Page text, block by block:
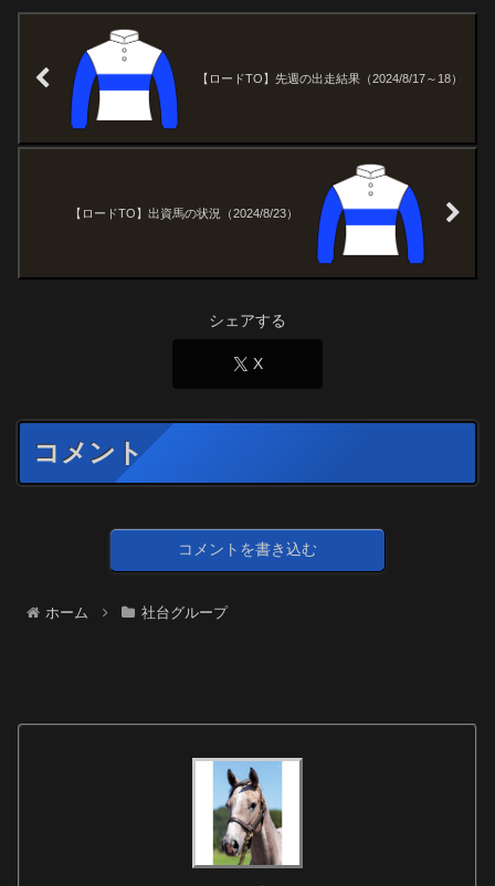
【ロードTO】先週の出走結果（2024/8/17～18）
【ロードTO】出資馬の状況（2024/8/23）
シェアする
X
コメント
コメントを書き込む
ホーム 社台グループ